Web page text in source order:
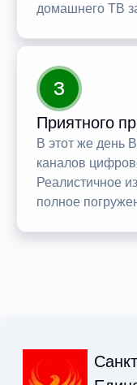
домашнего ТВ
3
Приятного
В этот же день
каналов
Реалистичное
полное